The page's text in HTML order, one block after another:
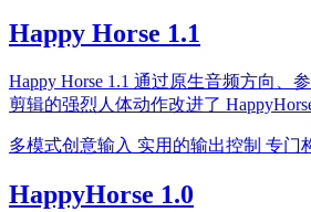
Happy Horse 1.1
Happy Horse 1.1 通过原生音频方向、
剪辑的强烈人体动作改进了
多模式创意输入 实用的输出控制 专门
HappyHorse 1.0